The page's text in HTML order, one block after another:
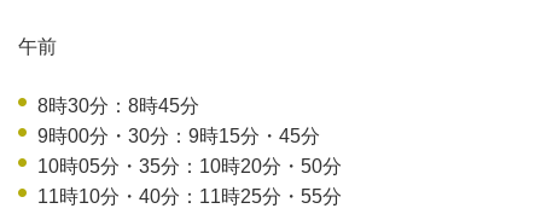
午前
8時30分：8時45分
9時00分・30分：9時15分・45分
10時05分・35分：10時20分・50分
11時10分・40分：11時25分・55分